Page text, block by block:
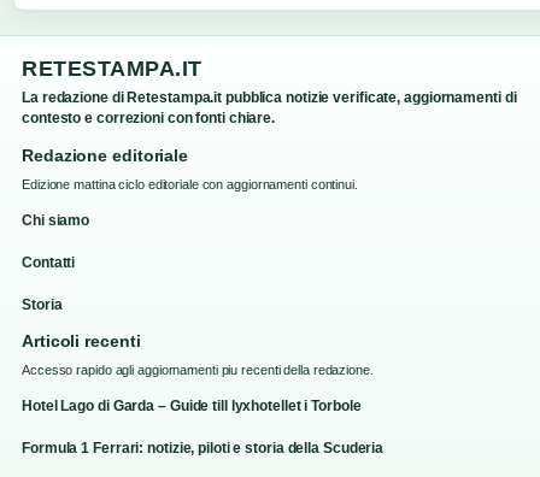
RETESTAMPA.IT
La redazione di Retestampa.it pubblica notizie verificate, aggiornamenti di
contesto e correzioni con fonti chiare.
Redazione editoriale
Edizione mattina ciclo editoriale con aggiornamenti continui.
Chi siamo
Contatti
Storia
Articoli recenti
Accesso rapido agli aggiornamenti piu recenti della redazione.
Hotel Lago di Garda – Guide till lyxhotellet i Torbole
Formula 1 Ferrari: notizie, piloti e storia della Scuderia